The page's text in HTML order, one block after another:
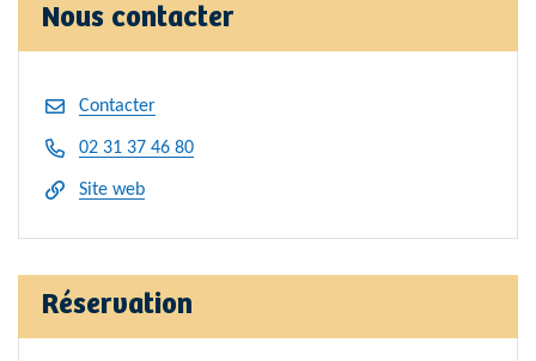
Nous contacter
Contacter
02 31 37 46 80
Site web
Réservation